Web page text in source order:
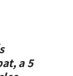
a 5